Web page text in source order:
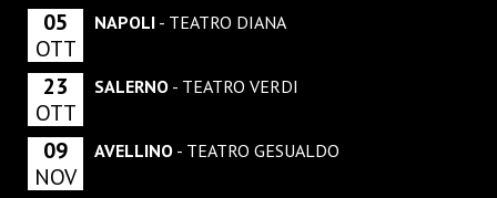
05
OTT
NAPOLI - TEATRO DIANA
23
OTT
SALERNO - TEATRO VERDI
09
NOV
AVELLINO - TEATRO GESUALDO